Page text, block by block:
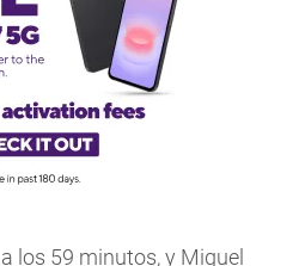
los 59 minutos, y Miguel